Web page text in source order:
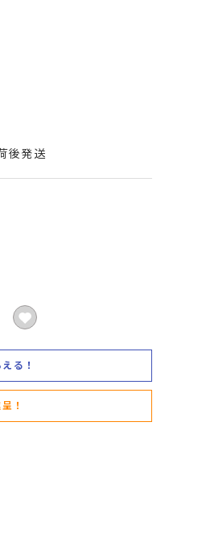
後発送
る！
！